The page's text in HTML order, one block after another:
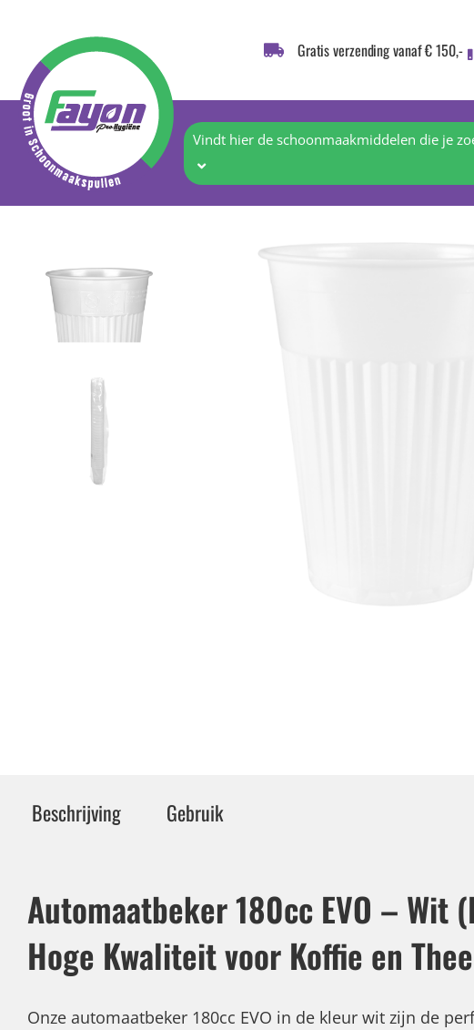
Gratis verzending vanaf € 150,-
Vindt hier de schoonmaakmiddelen die je
Beschrijving Gebruik
Automaatbeker 180cc EVO – Wit
Hoge Kwaliteit voor Koffie en Thee
Onze automaatbeker 180cc EVO in de kleur wit zijn de